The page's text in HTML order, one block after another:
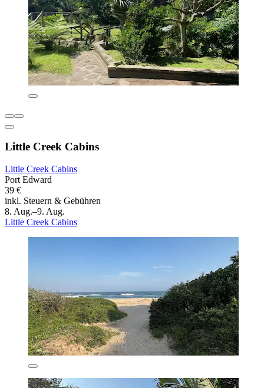
Little Creek Cabins
Little Creek Cabins
Port Edward
39 €
inkl. Steuern & Gebühren
8. Aug.–9. Aug.
Little Creek Cabins